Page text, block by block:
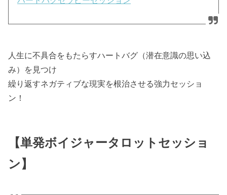
人生に不具合をもたらすハートバグ（潜在意識の思い込
み）を見つけ
繰り返すネガティブな現実を根治させる強力セッショ
ン！
【単発ボイジャータロットセッショ
ン】